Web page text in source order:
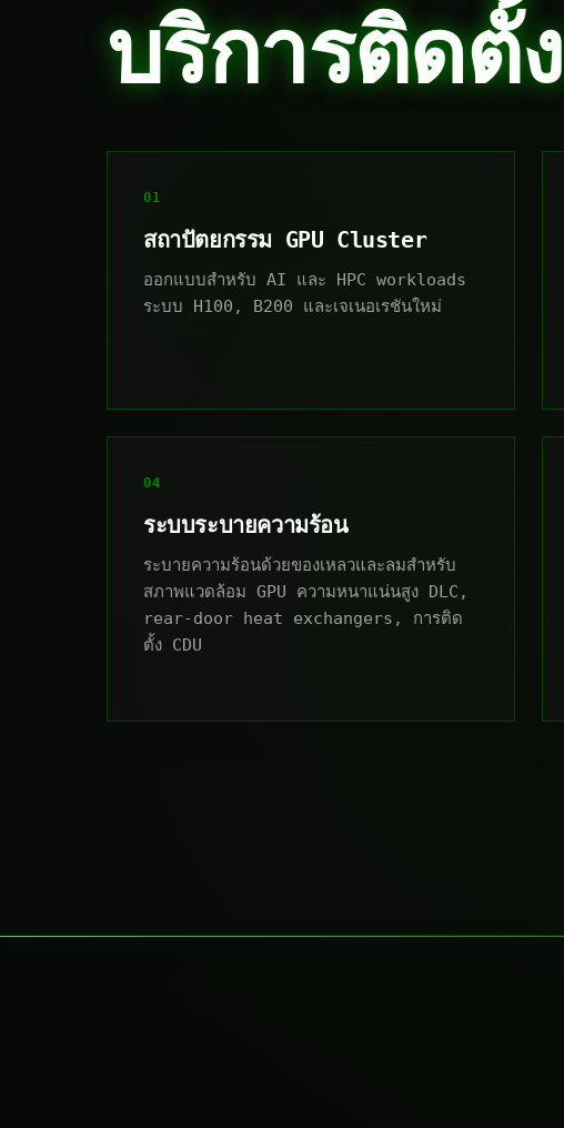
บริการติดตั้ง
01
สถาปัตยกรรม GPU Cluster
ออกแบบสำหรับ AI และ HPC workloads
ระบบ H100, B200 และเจเนอเรชันใหม่
04
ระบบระบายความร้อน
ระบายความร้อนด้วยของเหลวและลมสำหรับ
สภาพแวดล้อม GPU ความหนาแน่นสูง DLC,
rear-door heat exchangers, การติด
ตั้ง CDU